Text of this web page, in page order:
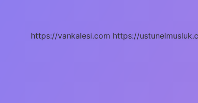
https://vankalesi.com https://